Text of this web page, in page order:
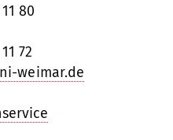
80
72
weimar.de